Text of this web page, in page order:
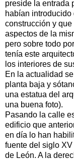
preside la entrada
habían introducido
construcción y
aspectos de la
pero sobre todo
tenía este
los interiores de
En la actualidad
planta baja y
una estatua del
una buena foto).
Pasando la calle
edificio que
en día lo han
fuente del siglo
de León. A la